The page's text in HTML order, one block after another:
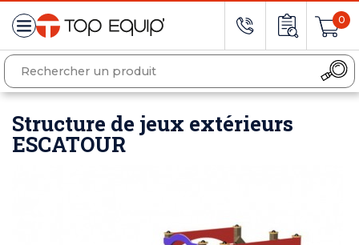
0
Structure de jeux extérieurs
ESCATOUR